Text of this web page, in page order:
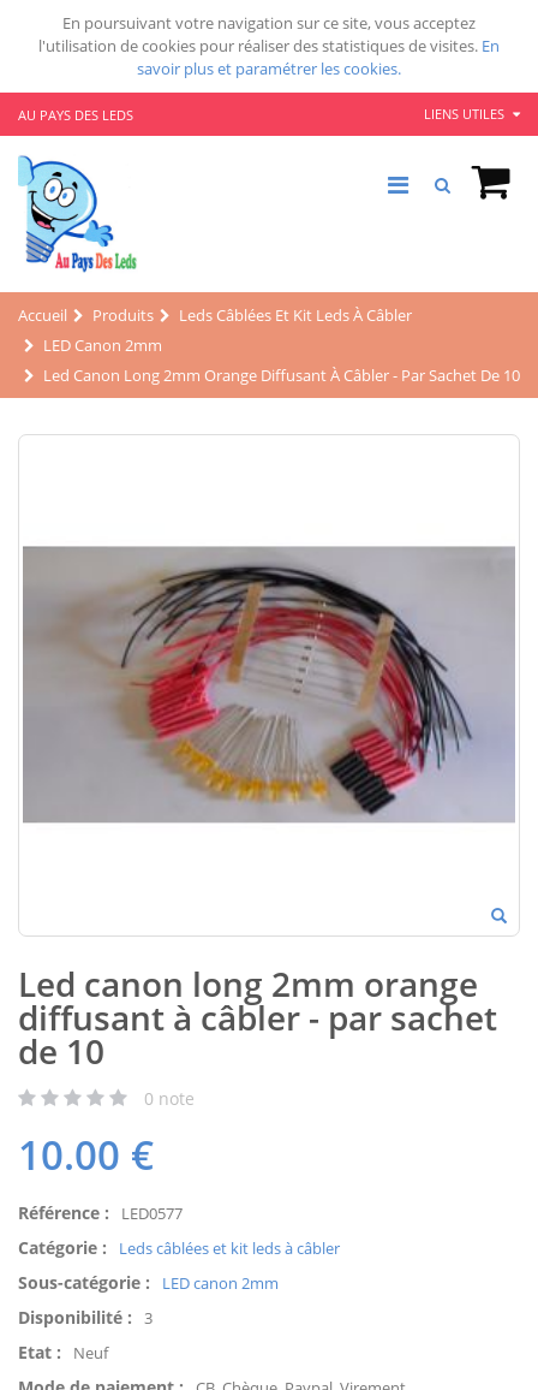
En poursuivant votre navigation sur ce site, vous acceptez
l'utilisation de cookies pour réaliser des statistiques de visites. En
savoir plus et paramétrer les cookies.
AU PAYS DES LEDS LIENS UTILES
Accueil Produits
Leds Câblées Et Kit Leds À Câbler
LED Canon 2mm
Led Canon Long 2mm Orange Diffusant À Câbler - Par Sachet De 10
Led canon long 2mm orange
diffusant à câbler - par sachet
de 10
0 note
10.00 €
Référence : LED0577
Catégorie : Leds câblées et kit leds à câbler
Sous-catégorie : LED canon 2mm
Disponibilité : 3
Etat : Neuf